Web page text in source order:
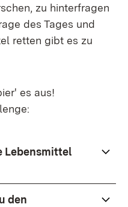
zu hinterfragen
des Tages und
retten gibt es zu
es aus!
Lebensmittel
den